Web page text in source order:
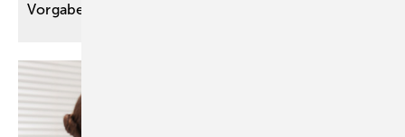
Vorgaben